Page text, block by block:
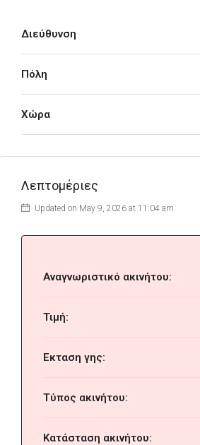
Διεύθυνση
Πόλη
Χώρα
Λεπτομέριες
Updated on May 9, 2026 at 11:04 am
Αναγνωριστικό ακινήτου:
Τιμή:
Εκταση γης:
Τύπος ακινήτου:
Κατάσταση ακινήτου: